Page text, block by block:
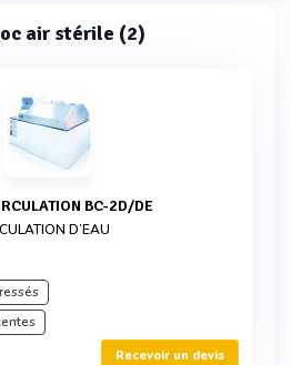
air stérile (2)
BC-2D/DE
D’EAU
Recevoir un devis